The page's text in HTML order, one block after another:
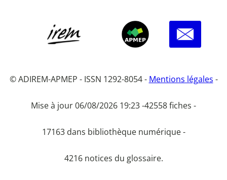
© ADIREM-APMEP - ISSN 1292-8054 - Mentions légales -
Mise à jour 06/08/2026 19:23 -42558 fiches -
17163 dans bibliothèque numérique -
4216 notices du glossaire.